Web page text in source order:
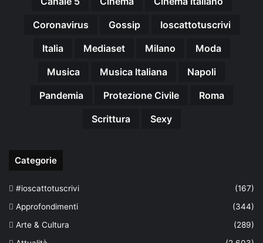
Coronavirus
Gossip
Ioscattotuscrivi
Italia
Mediaset Milano
Moda
Musica
Musica Italiana
Napoli
Pandemia
Protezione Civile
Roma
Scrittura
Sexy
Categorie
#ioscattotuscrivi
(167)
Approfondimenti
(344)
Arte & Cultura
(289)